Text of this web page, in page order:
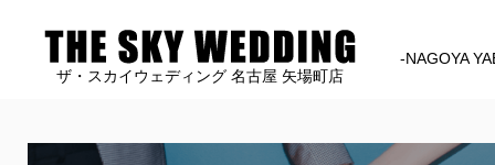
ザ・スカイウェディング 名古屋 矢場町店
-NAGOYA